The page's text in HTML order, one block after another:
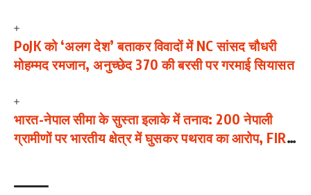
PoJK को ‘अलग देश’ बताकर विवादों में NC सांसद चौधरी
मोहम्मद रमजान, अनुच्छेद 370 की बरसी पर गरमाई सियासत
भारत-नेपाल सीमा के सुस्ता इलाके में तनाव: 200 नेपाली
ग्रामीणों पर भारतीय क्षेत्र में घुसकर पथराव का आरोप, FIR